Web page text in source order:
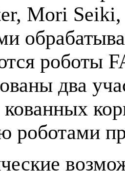
Mori
роботы
два
кованных
роботами